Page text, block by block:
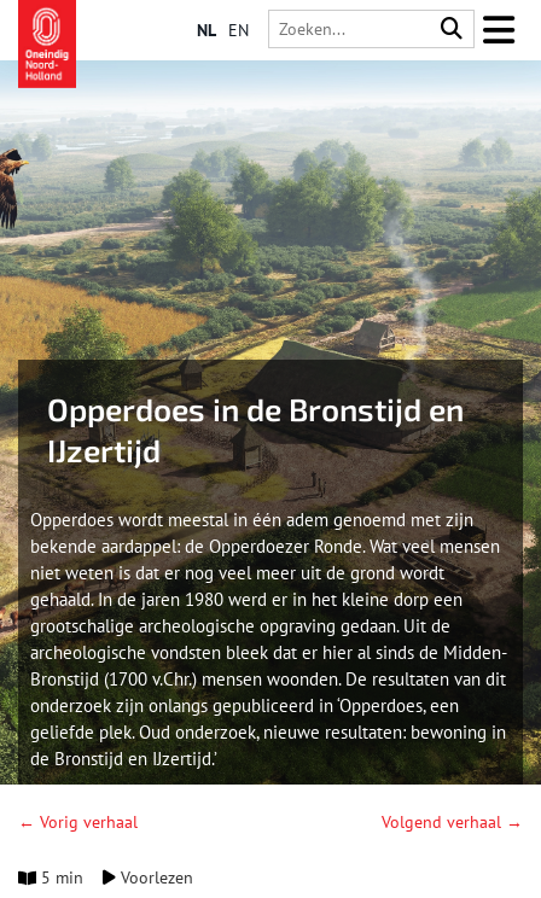
NL EN
Opperdoes in de Bronstijd en
IJzertijd
Opperdoes wordt meestal in één adem genoemd met zijn
bekende aardappel: de Opperdoezer Ronde. Wat veel mensen
niet weten is dat er nog veel meer uit de grond wordt
gehaald. In de jaren 1980 werd er in het kleine dorp een
grootschalige archeologische opgraving gedaan. Uit de
archeologische vondsten bleek dat er hier al sinds de Midden-
Bronstijd (1700 v.Chr.) mensen woonden. De resultaten van dit
onderzoek zijn onlangs gepubliceerd in ‘Opperdoes, een
geliefde plek. Oud onderzoek, nieuwe resultaten: bewoning in
de Bronstijd en IJzertijd.’
← Vorig verhaal Volgend verhaal →
5 min Voorlezen